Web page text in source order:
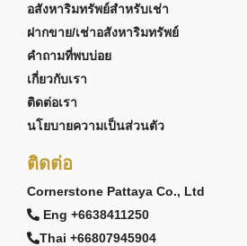
อสังหาริมทรัพย์สำหรับเช่า
ฝากขาย/เช่าอสังหาริมทรัพย์
คำถามที่พบบ่อย
เกี่ยวกับเรา
ติดต่อเรา
นโยบายความเป็นส่วนตัว
ติดต่อ
Cornerstone Pattaya Co., Ltd
Eng +6638411250
Thai +66807945904